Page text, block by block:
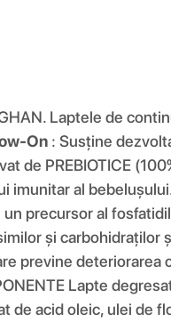
Laptele de
On : Susține
de PREBIOTICE
al
precursor al
și
previne
Lapte
acid oleic, ulei de